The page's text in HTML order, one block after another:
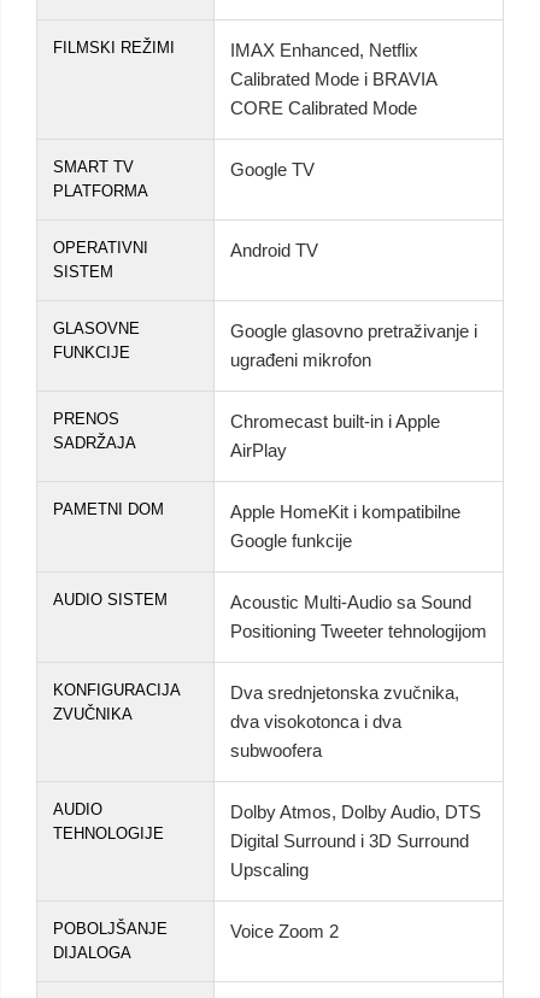
FILMSKI REŽIMI
IMAX Enhanced, Netflix
Calibrated Mode i BRAVIA
CORE Calibrated Mode
SMART TV
PLATFORMA
Google TV
OPERATIVNI
SISTEM
Android TV
GLASOVNE
FUNKCIJE
Google glasovno pretraživanje i
ugrađeni mikrofon
PRENOS
SADRŽAJA
Chromecast built-in i Apple
AirPlay
PAMETNI DOM
Apple HomeKit i kompatibilne
Google funkcije
AUDIO SISTEM
Acoustic Multi-Audio sa Sound
Positioning Tweeter tehnologijom
KONFIGURACIJA
ZVUČNIKA
Dva srednjetonska zvučnika,
dva visokotonca i dva
subwoofera
AUDIO
TEHNOLOGIJE
Dolby Atmos, Dolby Audio, DTS
Digital Surround i 3D Surround
Upscaling
POBOLJŠANJE
DIJALOGA
Voice Zoom 2